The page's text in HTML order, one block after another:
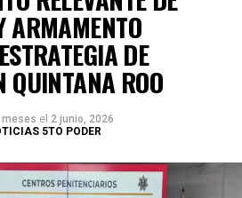
del C5 y el despliegue
ARMAMENTO
DE
QUINTANA ROO
meses el 2 junio, 2026
5TO PODER